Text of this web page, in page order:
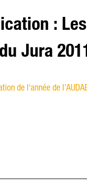
:
Jura
de l'année de